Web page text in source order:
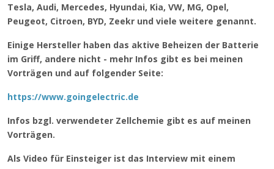
Tesla, Audi, Mercedes, Hyundai, Kia, VW, MG, Opel,
Peugeot, Citroen, BYD, Zeekr und viele weitere genannt.
Einige Hersteller haben das aktive Beheizen der Batterie
im Griff, andere nicht - mehr Infos gibt es bei meinen
Vorträgen und auf folgender Seite:
https://www.goingelectric.de
Infos bzgl. verwendeter Zellchemie gibt es auf meinen
Vorträgen.
Als Video für Einsteiger ist das Interview mit einem